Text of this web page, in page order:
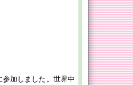
加しました。世界中